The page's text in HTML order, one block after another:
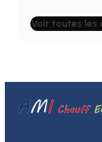
Voir toutes les